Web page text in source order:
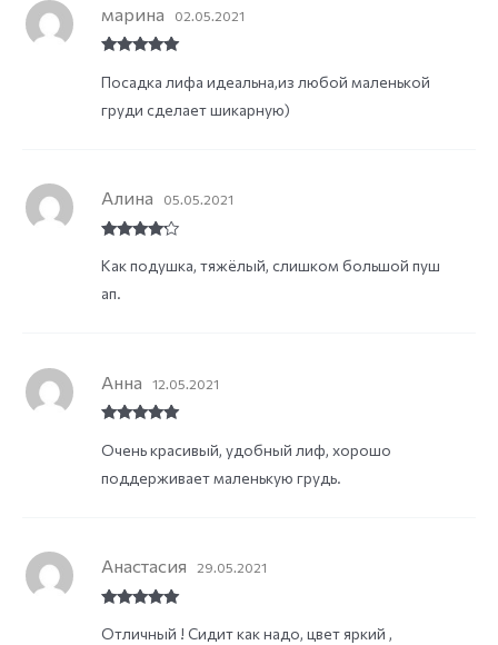
of 5
марина 02.05.2021
Посадка лифа идеальна,из любой маленькой
груди сделает шикарную)
out of 5
Алина 05.05.2021
Как подушка, тяжёлый, слишком большой пуш
ап.
of 5
Анна 12.05.2021
Очень красивый, удобный лиф, хорошо
поддерживает маленькую грудь.
of 5
Анастасия 29.05.2021
Отличный ! Сидит как надо, цвет яркий ,